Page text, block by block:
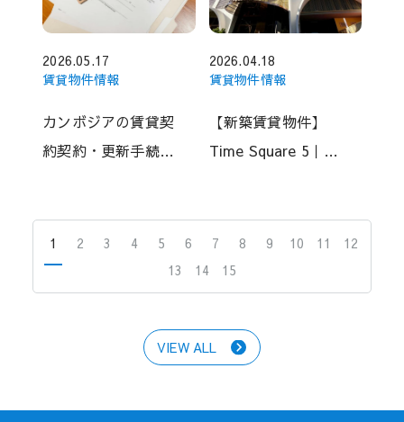
2026.05.17
賃貸物件情報
カンボジアの賃貸契
約契約・更新手続
2026.04.18
賃貸物件情報
【新築賃貸物件】
Time Square 5｜
手頃な賃料が魅力の
コンドミニアム
1 2 3 4 5 6 7 8 9 10 11
12
13
14 15
VIEW ALL